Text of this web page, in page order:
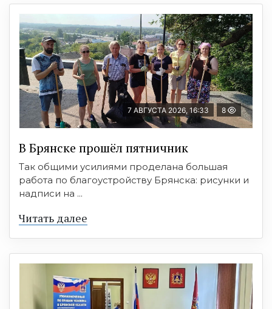
7 АВГУСТА 2026, 16:33 8
В Брянске прошёл пятничник
Так общими усилиями проделана большая
работа по благоустройству Брянска: рисунки и
надписи на ...
Читать далее